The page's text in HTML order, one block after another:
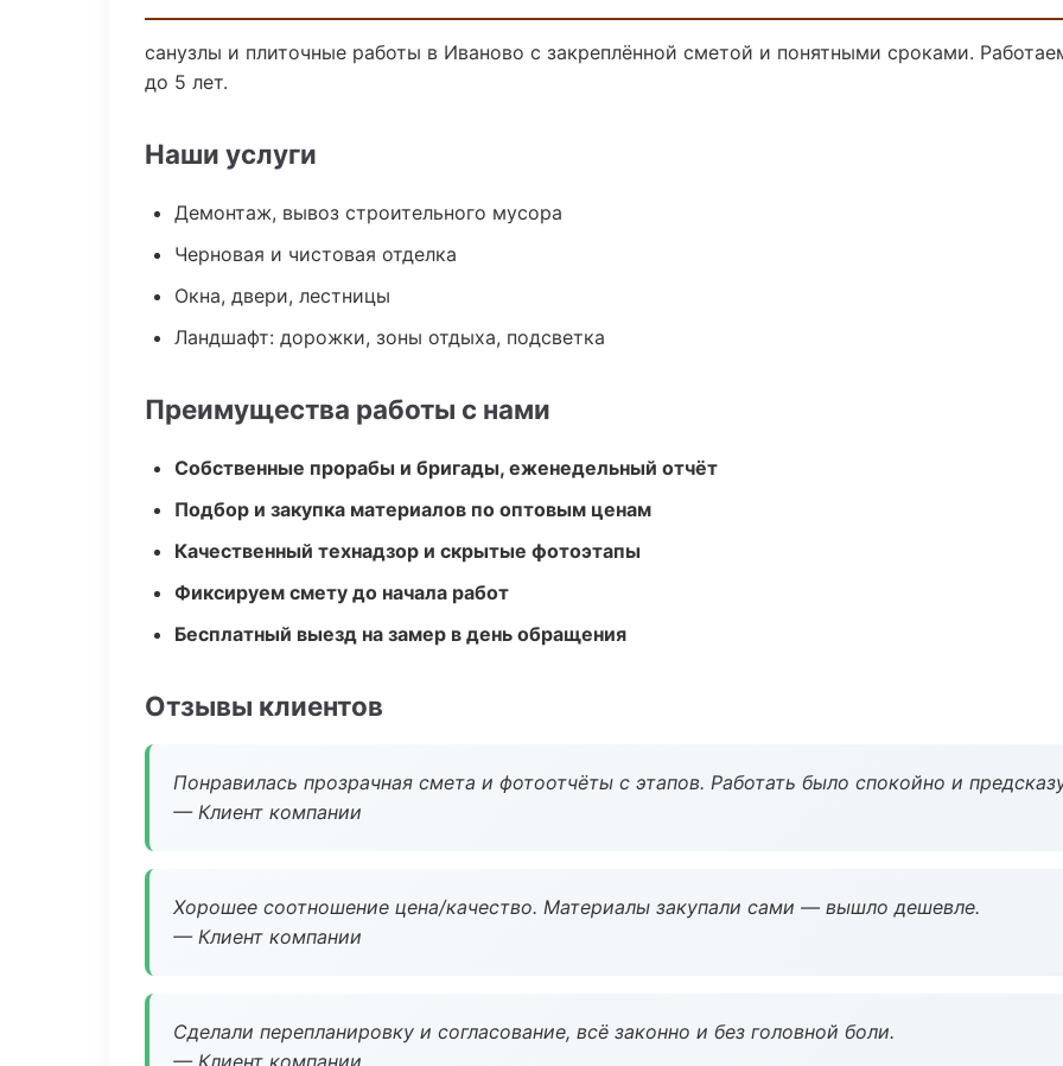
санузлы и плиточные работы в Иваново с закреплённой сметой и понятными сроками.
до 5 лет.
Наши услуги
Демонтаж, вывоз строительного мусора
Черновая и чистовая отделка
Окна, двери, лестницы
Ландшафт: дорожки, зоны отдыха, подсветка
Преимущества работы с нами
Собственные прорабы и бригады, еженедельный отчёт
Подбор и закупка материалов по оптовым ценам
Качественный технадзор и скрытые фотоэтапы
Фиксируем смету до начала работ
Бесплатный выезд на замер в день обращения
Отзывы клиентов
Понравилась прозрачная смета и фотоотчёты с этапов. Работать было спокойно и
— Клиент компании
Хорошее соотношение цена/качество. Материалы закупали сами — вышло дешевле.
— Клиент компании
Сделали перепланировку и согласование, всё законно и без головной боли.
— Клиент компании